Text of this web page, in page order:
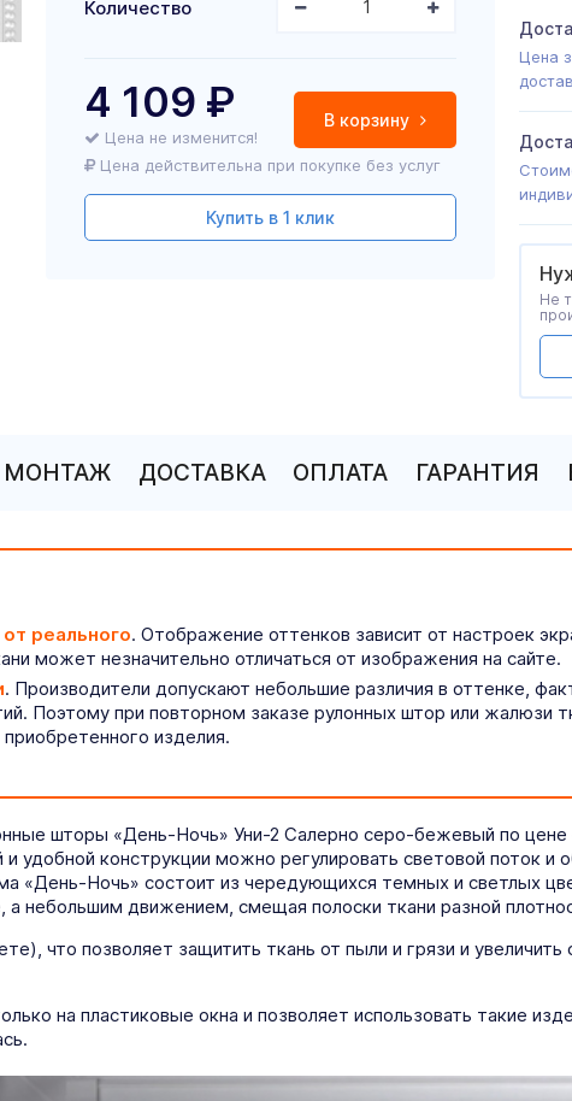
Количество
В корзину
4 109 ₽
Цена не изменится!
Цена действительна при покупке без услуг
Купить в 1 клик
Цена
Не
МОНТАЖ ДОСТАВКА ОПЛАТА ГАРАНТИЯ
реального. Отображение оттенков зависит от настроек
может незначительно отличаться от изображения на сайте.
. Производители допускают небольшие различия в оттенке,
Поэтому при повторном заказе рулонных штор или жалюзи
изделия.
шторы «День-Ночь» Уни-2 Салерно серо-бежевый по цене
удобной конструкции можно регулировать световой поток
«День-Ночь» состоит из чередующихся темных и светлых
небольшим движением, смещая полоски ткани разной
что позволяет защитить ткань от пыли и грязи и
на пластиковые окна и позволяет использовать такие